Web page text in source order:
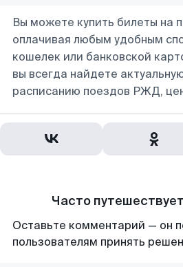
Вы можете купить билеты на
оплачивая любым удобным
кошелек или банковской
вы всегда найдете
расписанию поездов РЖД,
Часто
Оставьте комментарий — он
пользователям принять